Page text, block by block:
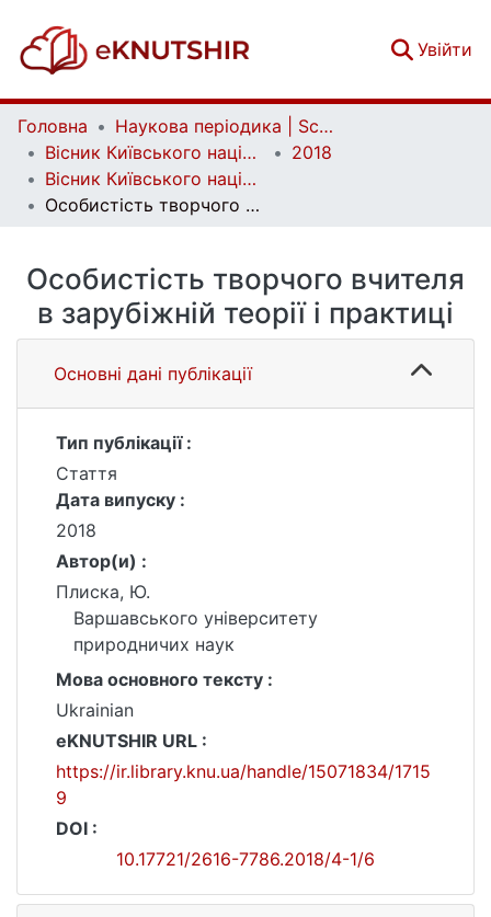
Увійти
Головна
Наукова періодика | Scientific periodicals
Вісник Київського національного університету імені Тараса Шевченка. Соціальна робота | Bulletin of Taras Shevchenko National University of Kyiv. Social work
2018
Вісник Київського національного університету імені Тараса Шевченка. Соціальна робота. Вип. 2(4)
Особистість творчого вчителя в зарубіжній теорії і практиці
Особистість творчого вчителя
в зарубіжній теорії і практиці
Основні дані публікації
Тип публікації :
Стаття
Дата випуску :
2018
Автор(и) :
Плиска, Ю.
Варшавського університету
природничих наук
Мова основного тексту :
Ukrainian
eKNUTSHIR URL :
https://ir.library.knu.ua/handle/15071834/1715
9
DOI :
10.17721/2616-7786.2018/4-1/6